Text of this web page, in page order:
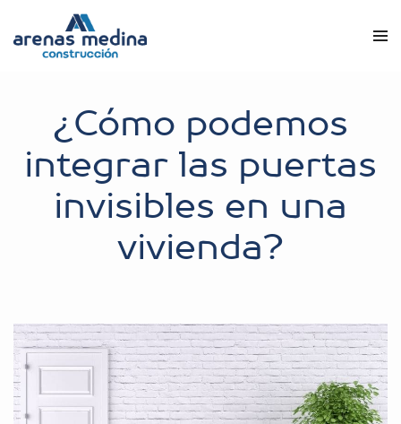
¿Cómo podemos
integrar las puertas
invisibles en una
vivienda?